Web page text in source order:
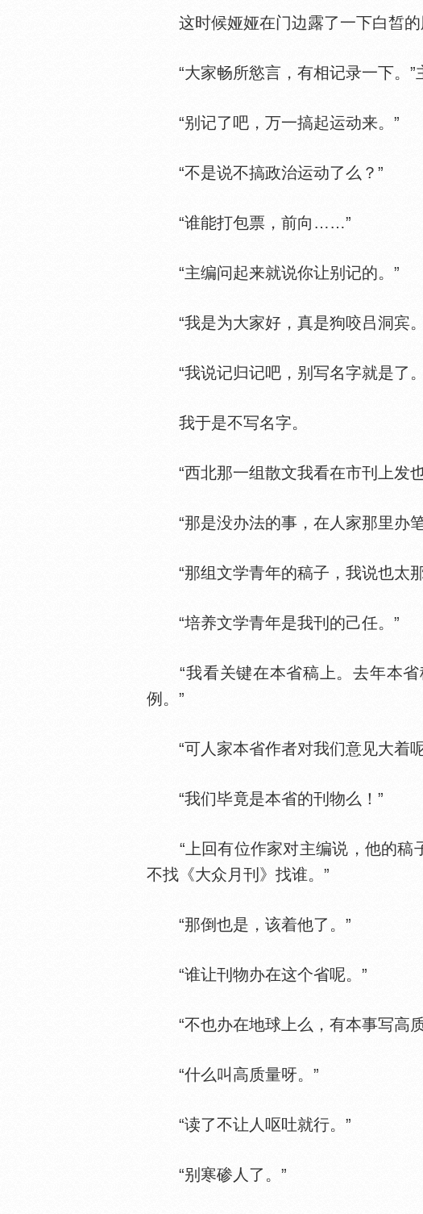
这时候娅娅在门边露了一下白皙的
“大家畅所慾言，有相记录一下。”
“别记了吧，万一搞起运动来。”
“不是说不搞政治运动了么？”
“谁能打包票，前向……”
“主编问起来就说你让别记的。”
“我是为大家好，真是狗咬吕洞宾
“我说记归记吧，别写名字就是了
我于是不写名字。
“西北那一组散文我看在市刊上发
“那是没办法的事，在人家那里办笔
“那组文学青年的稿子，我说也太
“培养文学青年是我刊的己任。”
“我看关键在本省稿上。去年本省
例。”
“可人家本省作者对我们意见大着
“我们毕竟是本省的刊物么！”
“上回有位作家对主编说，他的稿
不找《大众月刊》找谁。”
“那倒也是，该着他了。”
“谁让刊物办在这个省呢。”
“不也办在地球上么，有本事写高质
“什么叫高质量呀。”
“读了不让人呕吐就行。”
“别寒碜人了。”